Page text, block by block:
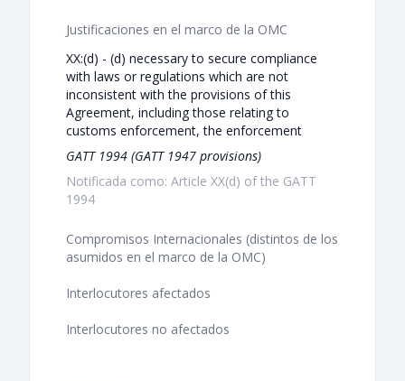
Justificaciones en el marco de la OMC
XX:(d) - (d) necessary to secure compliance
with laws or regulations which are not
inconsistent with the provisions of this
Agreement, including those relating to
customs enforcement, the enforcement
GATT 1994 (GATT 1947 provisions)
Notificada como: Article XX(d) of the GATT
1994
Compromisos Internacionales (distintos de los
asumidos en el marco de la OMC)
Interlocutores afectados
Interlocutores no afectados